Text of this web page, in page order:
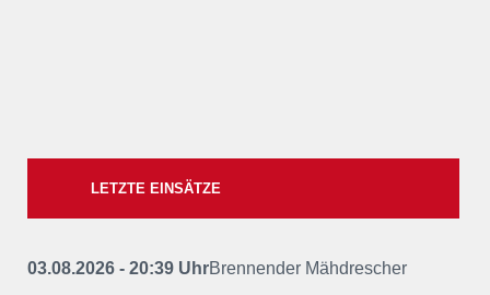
LETZTE EINSÄTZE
03.08.2026 - 20:39 UhrBrennender Mähdrescher